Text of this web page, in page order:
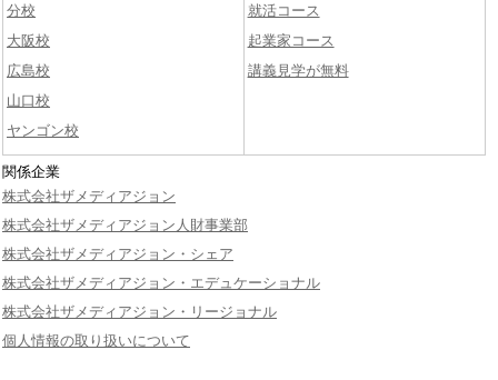
分校
大阪校
広島校
山口校
ヤンゴン校
就活コース
起業家コース
講義見学が無料
関係企業
株式会社ザメディアジョン
株式会社ザメディアジョン人財事業部
株式会社ザメディアジョン・シェア
株式会社ザメディアジョン・エデュケーショナル
株式会社ザメディアジョン・リージョナル
個人情報の取り扱いについて